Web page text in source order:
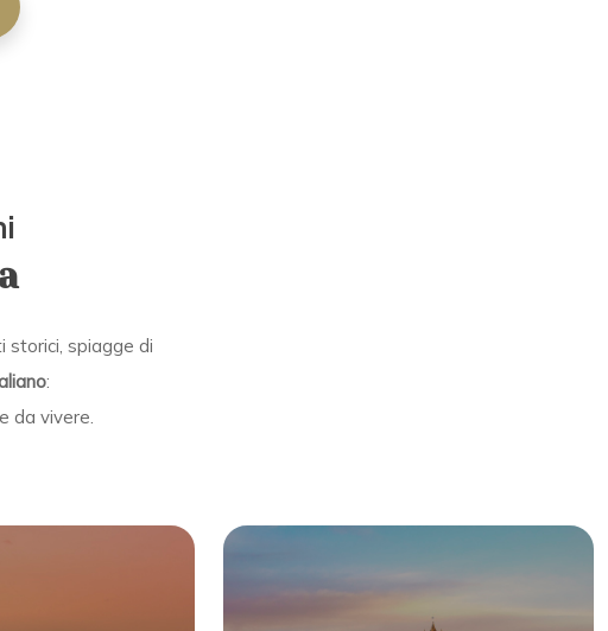
storici, spiagge di
:
da vivere.